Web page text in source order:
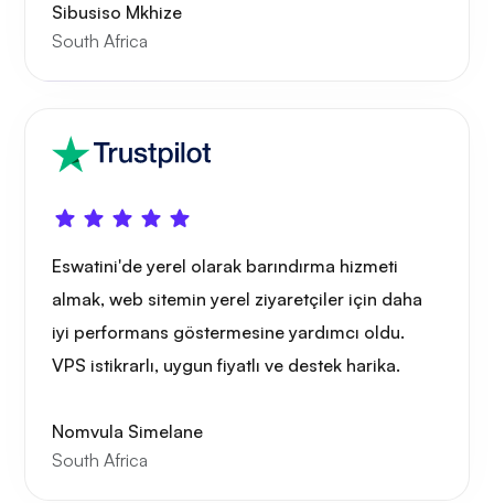
Sibusiso Mkhize
South Africa
Eswatini'de yerel olarak barındırma hizmeti
almak, web sitemin yerel ziyaretçiler için daha
iyi performans göstermesine yardımcı oldu.
VPS istikrarlı, uygun fiyatlı ve destek harika.
Nomvula Simelane
South Africa